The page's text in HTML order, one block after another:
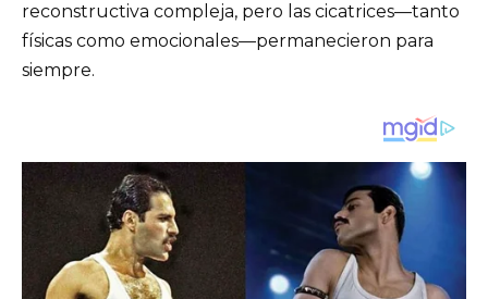
reconstructiva compleja, pero las cicatrices—tanto
físicas como emocionales—permanecieron para
siempre.